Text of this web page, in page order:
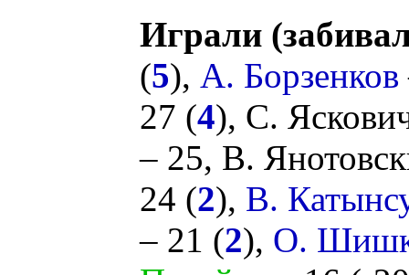
Играли
(5), А. Борзенков
27 (4), С.
– 25, В.
24 (2), В.
– 21 (2), О.